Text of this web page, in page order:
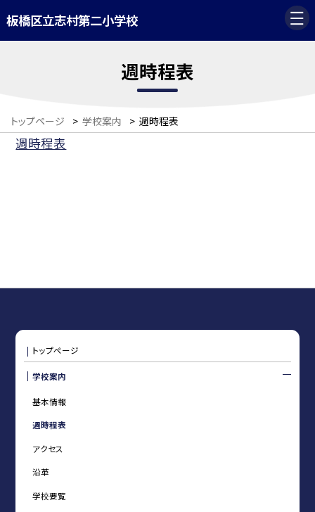
板橋区立志村第二小学校
週時程表
トップページ > 学校案内 > 週時程表
週時程表
トップページ
学校案内
基本情報
週時程表
アクセス
沿革
学校要覧